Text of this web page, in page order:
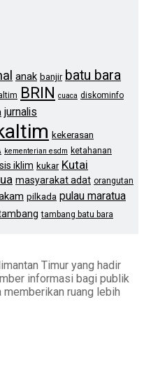
anak banjir batu bara
BRIN cuaca diskominfo
jurnalis
kekerasan
kementerian esdm ketahanan
iklim kukar Kutai
masyarakat adat orangutan
pilkada pulau maratua
tambang batu bara
Timur yang hadir
informasi bagi publik
memberikan ruang lebih